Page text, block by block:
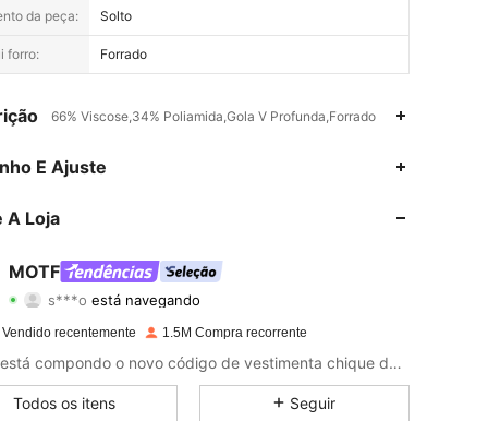
da peça: Solto
forro: Forrado
66% Viscose,34% Poliamida,Gola V Profunda,Forrado
E Ajuste
A Loja
MOTF
4,91
s***oestá navegando
4,91 Classificação 15KItens
4,91 15K 4.5M
recentemente 1.5M Compra recorrente
MOTF está compondo o novo código de vestimenta chique de negócios com roupas profissionais que abraçam a feminilidade e a poesia natural do estilo pessoal das mulheres.
Todos os itens Seguir